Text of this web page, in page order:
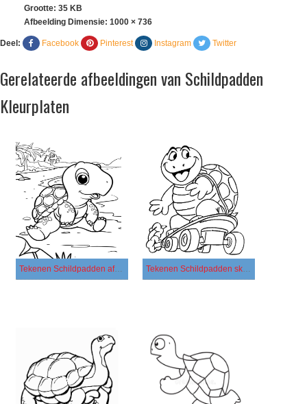
Grootte: 35 KB
Afbeelding Dimensie: 1000 × 736
Deel: Facebook Pinterest Instagram Twitter
Gerelateerde afbeeldingen van Schildpadden
Kleurplaten
Tekenen Schildpadden afdrukbaar